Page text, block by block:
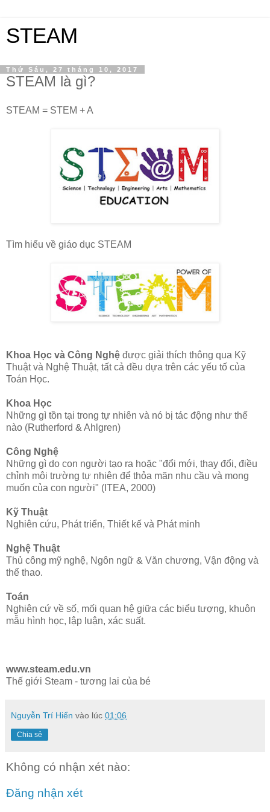
STEAM
Thứ Sáu, 27 tháng 10, 2017
STEAM là gì?
STEAM = STEM + A
Tìm hiểu về giáo dục STEAM
Khoa Học và Công Nghệ được giải thích thông qua Kỹ
Thuật và Nghệ Thuật, tất cả đều dựa trên các yếu tố của
Toán Học.
Khoa Học
Những gì tồn tại trong tự nhiên và nó bị tác động như thế
nào (Rutherford & Ahlgren)
Công Nghệ
Những gì do con người tạo ra hoặc "đổi mới, thay đổi, điều
chỉnh môi trường tự nhiên để thỏa mãn nhu cầu và mong
muốn của con người" (ITEA, 2000)
Kỹ Thuật
Nghiên cứu, Phát triển, Thiết kế và Phát minh
Nghệ Thuật
Thủ công mỹ nghệ, Ngôn ngữ & Văn chương, Vận động và
thể thao.
Toán
Nghiên cứ về số, mối quan hệ giữa các biểu tượng, khuôn
mẫu hình học, lập luận, xác suất.
www.steam.edu.vn
Thế giới Steam - tương lai của bé
Nguyễn Trí Hiển vào lúc 01:06
Chia sẻ
Không có nhận xét nào:
Đăng nhận xét